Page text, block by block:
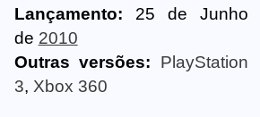
Lançamento: 25 de Junho
de 2010
Outras versões:
PlayStation
3, Xbox 360